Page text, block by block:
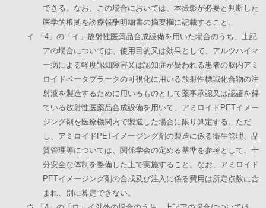
できる。なお、この場合においては、本撮影が必要と判断した
医学的根拠を診療報酬明細書の摘要欄に記載すること。
イ 「4」の「イ」放射性医薬品合成設備を用いた場合のうち、上記
アの場合については、使用目的又は効果として、アルツハイマ
ー病による軽度認知障害又は認知症が疑われる患者の脳内アミ
ロイドベータプラークの可視化に用いる放射性標識化合物の注
射液を製造するために用いるものとして薬事承認又は認証を得
ている放射性医薬品合成設備を用いて、アミロイドPETイメー
ジング剤を医療機関内で製造した場合に限り算定する。ただ
し、アミロイドPETイメージング剤の製造に係る衛生管理、品
質管理等については、関係学会の定める基準を参考として、十
分安全な体制を整備した上で実施すること。なお、アミロイド
PETイメージング剤の合成及び注入に係る費用は所定点数に含
まれ、別に算定できない。